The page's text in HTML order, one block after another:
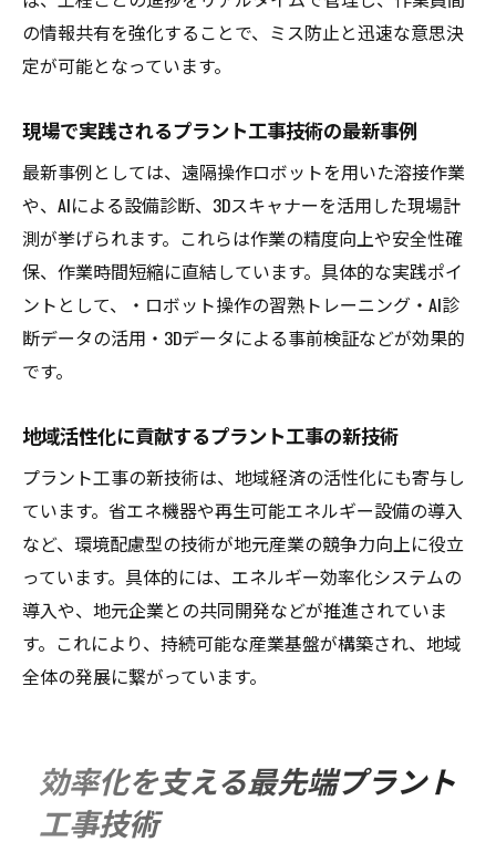
の情報共有を強化することで、ミス防止と迅速な意思決
定が可能となっています。
現場で実践されるプラント工事技術の最新事例
最新事例としては、遠隔操作ロボットを用いた溶接作業
や、AIによる設備診断、3Dスキャナーを活用した現場計
測が挙げられます。これらは作業の精度向上や安全性確
保、作業時間短縮に直結しています。具体的な実践ポイ
ントとして、・ロボット操作の習熟トレーニング・AI診
断データの活用・3Dデータによる事前検証などが効果的
です。
地域活性化に貢献するプラント工事の新技術
プラント工事の新技術は、地域経済の活性化にも寄与し
ています。省エネ機器や再生可能エネルギー設備の導入
など、環境配慮型の技術が地元産業の競争力向上に役立
っています。具体的には、エネルギー効率化システムの
導入や、地元企業との共同開発などが推進されていま
す。これにより、持続可能な産業基盤が構築され、地域
全体の発展に繋がっています。
効率化を支える最先端プラント
工事技術